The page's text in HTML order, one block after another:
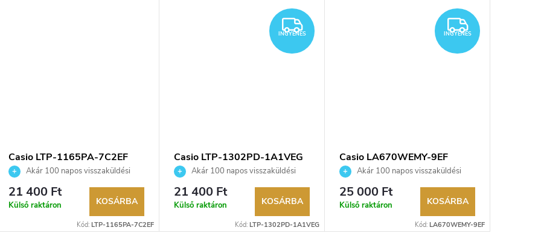
Casio LTP-1165PA-7C2EF
karóraAkár 100 napos visszaküldési
lehetőség. Hivatalos márkakereskedő.
21 400 Ft
Külső raktáron KOSÁRBA
Kód: LTP-1165PA-7C2EF
INGYENES
INGYENES
Casio LTP-1302PD-1A1VEG
karóraAkár 100 napos visszaküldési
lehetőség. Hivatalos márkakereskedő.
21 400 Ft
Külső raktáron KOSÁRBA
Kód: LTP-1302PD-1A1VEG
INGYENES
INGYENES
Casio LA670WEMY-9EF
karóraAkár 100 napos visszaküldési
lehetőség. Hivatalos márkakereskedő.
25 000 Ft
Külső raktáron KOSÁRBA
Kód: LA670WEMY-9EF